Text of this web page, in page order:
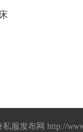
私服发布网 http://